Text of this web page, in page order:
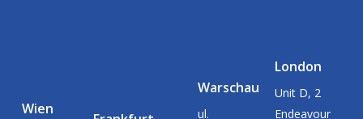
Wien
Warschau
ul.
London
Unit D, 2
Endeavour